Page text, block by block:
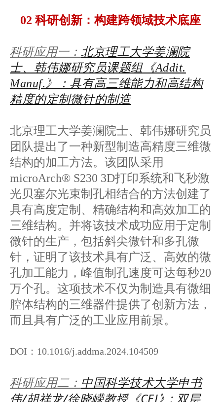
02 科研创新：构建跨领域技术底座
科研应用一： 北京理工大学姜澜院
士、韩伟娜研究员课题组《Addit.
Manuf.》：具有高三维能力和高结构
精度的定制微针的制造
北京理工大学姜澜院士、韩伟娜研究员
团队提出了一种新型制造高精度三维微
结构的加工方法。该团队采用
microArch® S230 3D打印系统和飞秒激
光贝塞尔光束制孔相结合的方法创建了
具有高度定制、精确结构和高效加工的
三维结构。并将该技术成功应用于定制
微针的生产，包括斜尖微针和多孔微
针，证明了该技术具有广泛、高效的微
孔加工能力，峰值制孔速度可达每秒20
万个孔。这项技术不仅为制造具有微细
腔体结构的三维器件提供了创新方法，
而且具有广泛的工业应用前景。
DOI：10.1016/j.addma.2024.104509
科研应用二： 中国科学技术大学申书
伟/胡祥龙/徐晓嵘教授《CEJ》: 双层